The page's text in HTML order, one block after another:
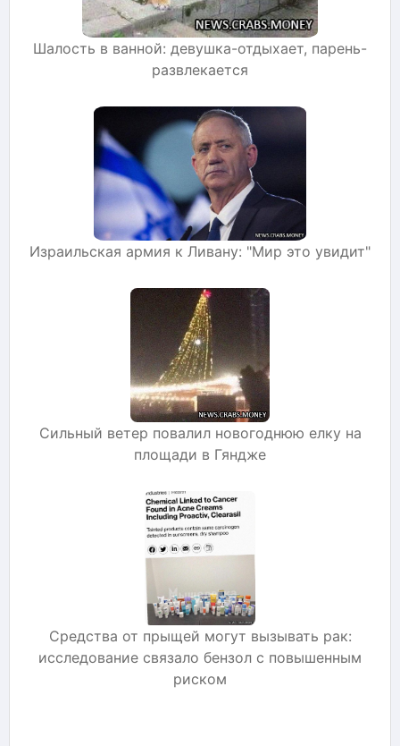
Шалость в ванной: девушка-отдыхает, парень-
развлекается
Израильская армия к Ливану: "Мир это увидит"
Сильный ветер повалил новогоднюю елку на
площади в Гяндже
Средства от прыщей могут вызывать рак:
исследование связало бензол с повышенным
риском